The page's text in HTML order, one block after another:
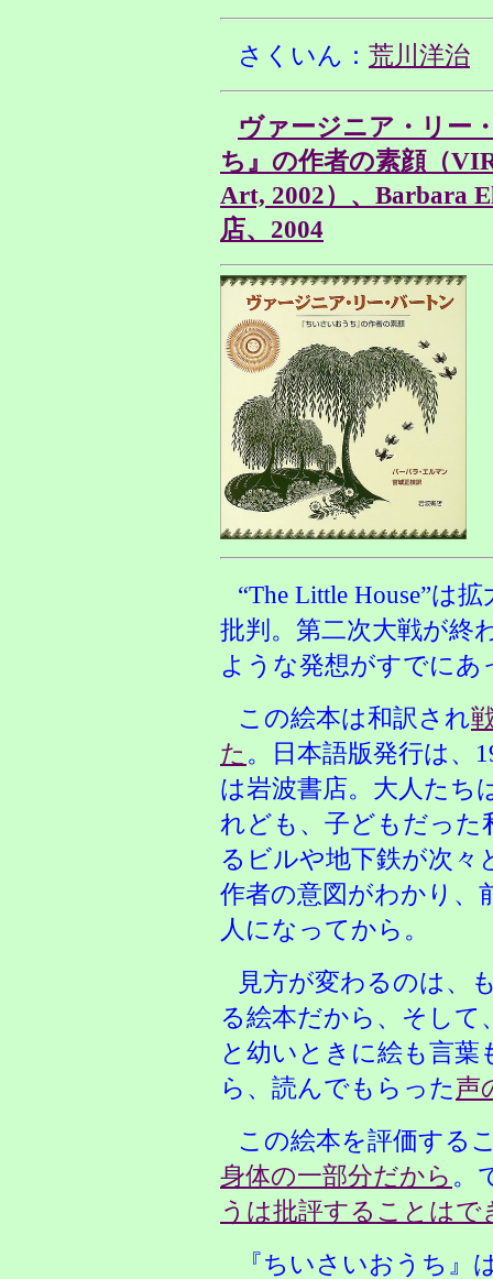
さくいん： 荒川洋治
ヴァージニア・リー
ち』の作者の素顔（
Art, 2002）、Barbara
店、2004
“The Little House”は
批判。第二次大戦が終
ような発想がすでに
この絵本は和訳され
た 。日本語版発行は、
は岩波書店。大人たち
れども、子どもだった
るビルや地下鉄が次々
作者の意図がわかり、
人になってから。
見方が変わるのは、
る絵本だから、そして
と幼いときに絵も言
ら、読んでもらった声
この絵本を評価する
身体の一部分だから 。
うは批評することはで
『ちいさいおうち』